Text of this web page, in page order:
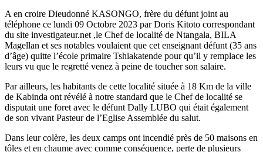
A en croire Dieudonné KASONGO, frère du défunt joint au
téléphone ce lundi 09 Octobre 2023 par Doris Kitoto correspondant
du site investigateur.net ,le Chef de localité de Ntangala, BILA
Magellan et ses notables voulaient que cet enseignant défunt (35 ans
d’âge) quitte l’école primaire Tshiakatende pour qu’il y remplace les
leurs vu que le regretté venez à peine de toucher son salaire.
Par ailleurs, les habitants de cette localité située à 18 Km de la ville
de Kabinda ont révélé à notre standard que le Chef de localité se
disputait une foret avec le défunt Dally LUBO qui était également
de son vivant Pasteur de l’Eglise Assemblée du salut.
Dans leur colère, les deux camps ont incendié près de 50 maisons en
tôles et en chaume avec comme conséquence, perte de plusieurs